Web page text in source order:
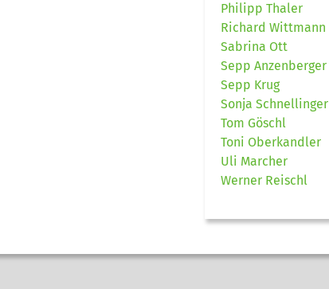
Philipp Thaler
Richard Wittmann
Sabrina Ott
Sepp Anzenberger
Sepp Krug
Sonja Schnellinger
Tom Göschl
Toni Oberkandler
Uli Marcher
Werner Reischl